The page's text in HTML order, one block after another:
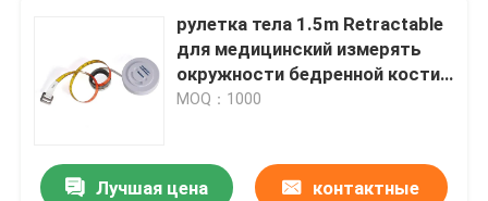
рулетка тела 1.5m Retractable
для медицинский измерять
окружности бедренной кости
колена
MOQ：1000
Лучшая цена контактные